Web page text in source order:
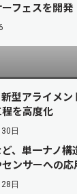
フェスを開発
新型アライメ
を高度化
日
ど、単一ナノ
ンサーへの応
日